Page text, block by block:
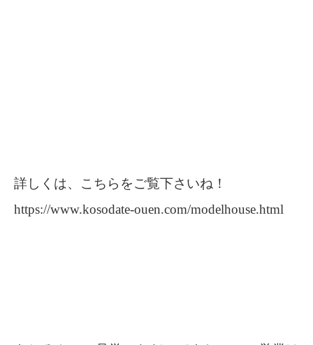
詳しくは、こちらをご覧下さいね！
https://www.kosodate-ouen.com/modelhouse.html